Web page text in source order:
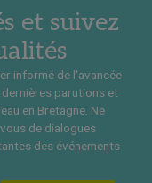
et suivez
informé de l'avancée
parutions et
en Bretagne. Ne
de dialogues
des événements